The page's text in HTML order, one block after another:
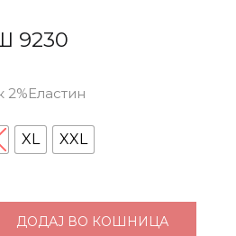
9230
2%Еластин
XL XXL
ДОДАЈ ВО КОШНИЦА